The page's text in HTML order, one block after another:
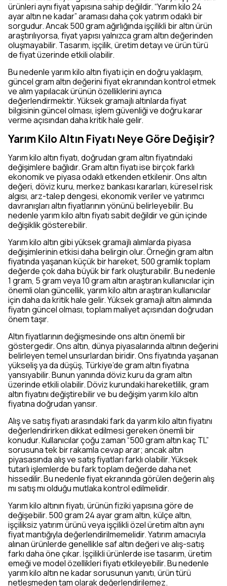
ürünleri aynı fiyat yapısına sahip değildir. “Yarım kilo 24
ayar altın ne kadar” araması daha çok yatırım odaklı bir
sorgudur. Ancak 500 gram ağırlığında işçilikli bir altın ürün
araştırılıyorsa, fiyat yapısı yalnızca gram altın değerinden
oluşmayabilir. Tasarım, işçilik, üretim detayı ve ürün türü
de fiyat üzerinde etkili olabilir.
Bu nedenle yarım kilo altın fiyatı için en doğru yaklaşım,
güncel gram altın değerini fiyat ekranından kontrol etmek
ve alım yapılacak ürünün özelliklerini ayrıca
değerlendirmektir. Yüksek gramajlı altınlarda fiyat
bilgisinin güncel olması, işlem güvenliği ve doğru karar
verme açısından daha kritik hale gelir.
Yarım Kilo Altın Fiyatı Neye Göre Değişir?
Yarım kilo altın fiyatı, doğrudan gram altın fiyatındaki
değişimlere bağlıdır. Gram altın fiyatı ise birçok farklı
ekonomik ve piyasa odaklı etkenden etkilenir. Ons altın
değeri, döviz kuru, merkez bankası kararları, küresel risk
algısı, arz-talep dengesi, ekonomik veriler ve yatırımcı
davranışları altın fiyatlarının yönünü belirleyebilir. Bu
nedenle yarım kilo altın fiyatı sabit değildir ve gün içinde
değişiklik gösterebilir.
Yarım kilo altın gibi yüksek gramajlı alımlarda piyasa
değişimlerinin etkisi daha belirgin olur. Örneğin gram altın
fiyatında yaşanan küçük bir hareket, 500 gramlık toplam
değerde çok daha büyük bir fark oluşturabilir. Bu nedenle
1 gram, 5 gram veya 10 gram altın araştıran kullanıcılar için
önemli olan güncellik, yarım kilo altın araştıran kullanıcılar
için daha da kritik hale gelir. Yüksek gramajlı altın alımında
fiyatın güncel olması, toplam maliyet açısından doğrudan
önem taşır.
Altın fiyatlarının değişmesinde ons altın önemli bir
göstergedir. Ons altın, dünya piyasalarında altının değerini
belirleyen temel unsurlardan biridir. Ons fiyatında yaşanan
yükseliş ya da düşüş, Türkiye’de gram altın fiyatına
yansıyabilir. Bunun yanında döviz kuru da gram altın
üzerinde etkili olabilir. Döviz kurundaki hareketlilik, gram
altın fiyatını değiştirebilir ve bu değişim yarım kilo altın
fiyatına doğrudan yansır.
Alış ve satış fiyatı arasındaki fark da yarım kilo altın fiyatını
değerlendirirken dikkat edilmesi gereken önemli bir
konudur. Kullanıcılar çoğu zaman “500 gram altın kaç TL”
sorusuna tek bir rakamla cevap arar; ancak altın
piyasasında alış ve satış fiyatları farklı olabilir. Yüksek
tutarlı işlemlerde bu fark toplam değerde daha net
hissedilir. Bu nedenle fiyat ekranında görülen değerin alış
mı satış mı olduğu mutlaka kontrol edilmelidir.
Yarım kilo altının fiyatı, ürünün fiziki yapısına göre de
değişebilir. 500 gram 24 ayar gram altın, külçe altın,
işçiliksiz yatırım ürünü veya işçilikli özel üretim altın aynı
fiyat mantığıyla değerlendirilmemelidir. Yatırım amacıyla
alınan ürünlerde genellikle saf altın değeri ve alış-satış
farkı daha öne çıkar. İşçilikli ürünlerde ise tasarım, üretim
emeği ve model özellikleri fiyatı etkileyebilir. Bu nedenle
yarım kilo altın ne kadar sorusunun yanıtı, ürün türü
netleşmeden tam olarak değerlendirilemez.